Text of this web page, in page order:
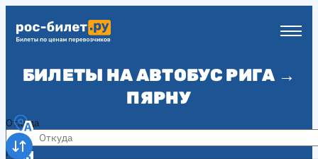
БИЛЕТЫ НА АВТОБУС РИГА →
ПЯРНУ
Откуда
Куда